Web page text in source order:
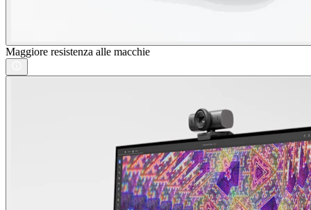
Maggiore resistenza alle macchie